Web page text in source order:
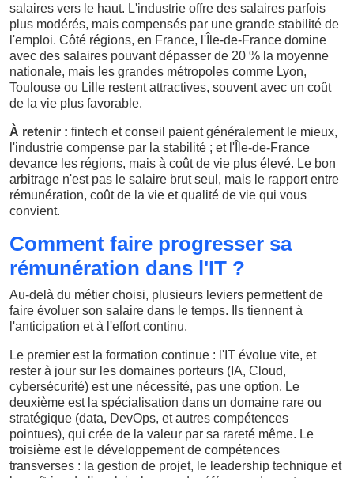
salaires vers le haut. L'industrie offre des salaires parfois
plus modérés, mais compensés par une grande stabilité de
l'emploi. Côté régions, en France, l'Île-de-France domine
avec des salaires pouvant dépasser de 20 % la moyenne
nationale, mais les grandes métropoles comme Lyon,
Toulouse ou Lille restent attractives, souvent avec un coût
de la vie plus favorable.
À retenir : fintech et conseil paient généralement le mieux,
l'industrie compense par la stabilité ; et l'Île-de-France
devance les régions, mais à coût de vie plus élevé. Le bon
arbitrage n'est pas le salaire brut seul, mais le rapport entre
rémunération, coût de la vie et qualité de vie qui vous
convient.
Comment faire progresser sa
rémunération dans l'IT ?
Au-delà du métier choisi, plusieurs leviers permettent de
faire évoluer son salaire dans le temps. Ils tiennent à
l'anticipation et à l'effort continu.
Le premier est la formation continue : l'IT évolue vite, et
rester à jour sur les domaines porteurs (IA, Cloud,
cybersécurité) est une nécessité, pas une option. Le
deuxième est la spécialisation dans un domaine rare ou
stratégique (data, DevOps, et autres compétences
pointues), qui crée de la valeur par sa rareté même. Le
troisième est le développement de compétences
transverses : la gestion de projet, le leadership technique et